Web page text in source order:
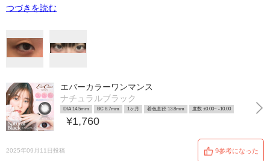
つづきを読む
エバーカラーワンマンス
ナチュラルブラック
DIA 14.5mm BC 8.7mm 1ヶ月 着色直径 13.8mm 度数 ±0.00~ -10.00
¥1,760
2025年09月11日投稿 9参考になった